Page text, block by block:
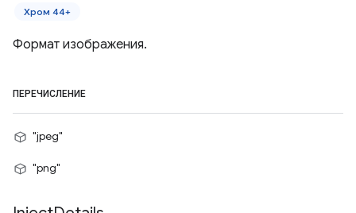
Хром 44+
Формат изображения.
ПЕРЕЧИСЛЕНИЕ
"jpeg"
"png"